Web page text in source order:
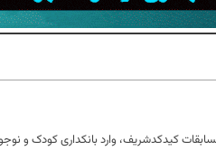
کیدکدشریف، وارد بانکداری کودک و